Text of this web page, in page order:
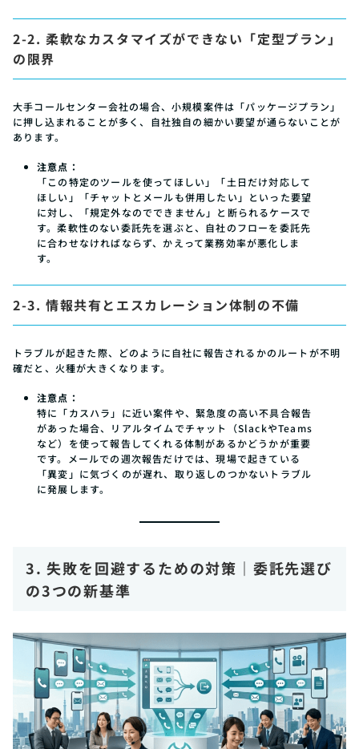
2-2. 柔軟なカスタマイズができない「定型プラン」
の限界
大手コールセンター会社の場合、小規模案件は「パッケージプラン」
に押し込まれることが多く、自社独自の細かい要望が通らないことが
あります。
注意点：
「この特定のツールを使ってほしい」「土日だけ対応して
ほしい」「チャットとメールも併用したい」といった要望
に対し、「規定外なのでできません」と断られるケースで
す。柔軟性のない委託先を選ぶと、自社のフローを委託先
に合わせなければならず、かえって業務効率が悪化しま
す。
2-3. 情報共有とエスカレーション体制の不備
トラブルが起きた際、どのように自社に報告されるかのルートが不明
確だと、火種が大きくなります。
注意点：
特に「カスハラ」に近い案件や、緊急度の高い不具合報告
があった場合、リアルタイムでチャット（SlackやTeams
など）を使って報告してくれる体制があるかどうかが重要
です。メールでの週次報告だけでは、現場で起きている
「異変」に気づくのが遅れ、取り返しのつかないトラブル
に発展します。
3. 失敗を回避するための対策｜委託先選び
の3つの新基準